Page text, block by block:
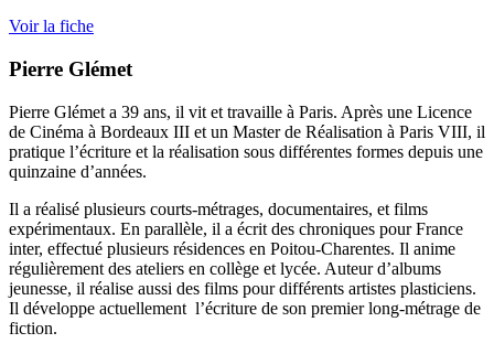
Voir la fiche
Pierre Glémet
Pierre Glémet a 39 ans, il vit et travaille à Paris. Après une Licence
de Cinéma à Bordeaux III et un Master de Réalisation à Paris VIII, il
pratique l’écriture et la réalisation sous différentes formes depuis une
quinzaine d’années.
Il a réalisé plusieurs courts-métrages, documentaires, et films
expérimentaux. En parallèle, il a écrit des chroniques pour France
inter, effectué plusieurs résidences en Poitou-Charentes. Il anime
régulièrement des ateliers en collège et lycée. Auteur d’albums
jeunesse, il réalise aussi des films pour différents artistes plasticiens.
Il développe actuellement l’écriture de son premier long-métrage de
fiction.